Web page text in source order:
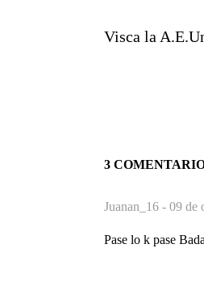
Visca la
3
Juanan_16 - 09 de
Pase lo k pase